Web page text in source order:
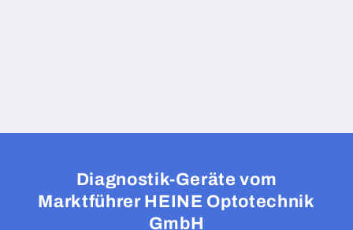
Diagnostik-Geräte vom
Marktführer HEINE Optotechnik
GmbH